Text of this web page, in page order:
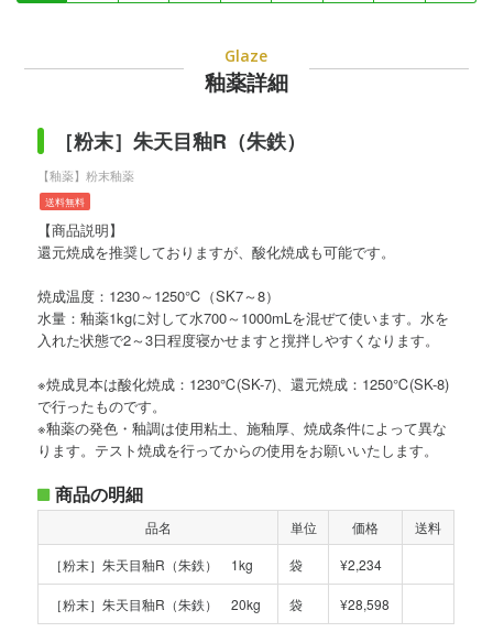
Glaze
釉薬詳細
［粉末］朱天目釉R（朱鉄）
【釉薬】粉末釉薬
送料無料
【商品説明】
還元焼成を推奨しておりますが、酸化焼成も可能です。
焼成温度：1230～1250℃（SK7～8）
水量：釉薬1kgに対して水700～1000mLを混ぜて使います。水を
入れた状態で2～3日程度寝かせますと撹拌しやすくなります。
※焼成見本は酸化焼成：1230℃(SK-7)、還元焼成：1250℃(SK-8)
で行ったものです。
※釉薬の発色・釉調は使用粘土、施釉厚、焼成条件によって異な
ります。テスト焼成を行ってからの使用をお願いいたします。
商品の明細
品名 単位 価格
送料
［粉末］朱天目釉R（朱鉄） 1kg
袋 ¥2,234
［粉末］朱天目釉R（朱鉄） 20kg 袋 ¥28,598